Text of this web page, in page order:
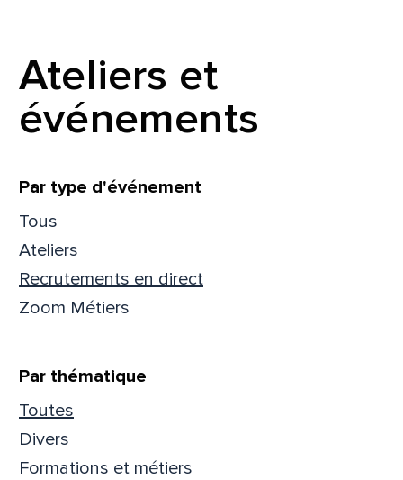
Ateliers et
événements
Filtrer
Par type d'événement
Tous
Ateliers
Recrutements en direct
Zoom Métiers
Par thématique
Toutes
Divers
Formations et métiers